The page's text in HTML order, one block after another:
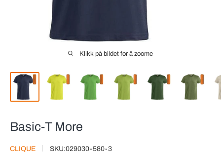
Klikk på bildet for å zoome
Basic-T More
CLIQUE SKU:029030-580-3